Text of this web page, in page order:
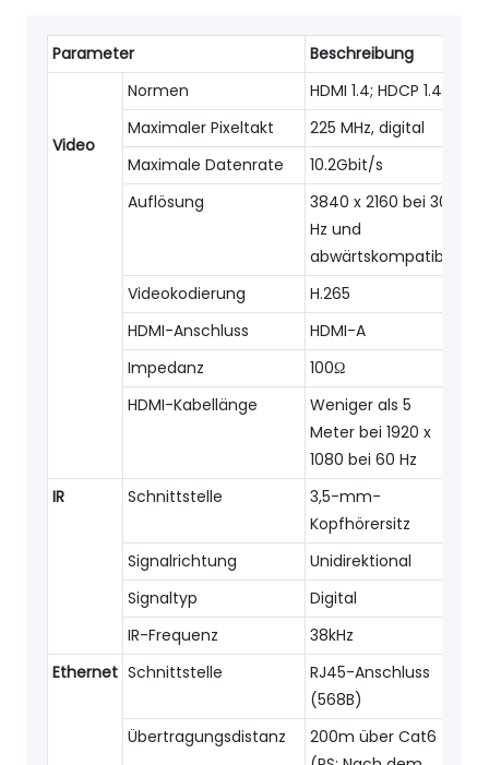
Parameter Beschreibung
Video
Normen
HDMI 1.4; HDCP 1.4
Maximaler Pixeltakt
225 MHz, digital
Maximale Datenrate
10.2Gbit/s
Auflösung
3840 x 2160 bei 30
Hz und
abwärtskompatibel
Videokodierung
H.265
HDMI-Anschluss
HDMI-A
Impedanz
100Ω
HDMI-Kabellänge
Weniger als 5
Meter bei 1920 x
1080 bei 60 Hz
IR
Schnittstelle
3,5-mm-
Kopfhörersitz
Signalrichtung
Unidirektional
Signaltyp
Digital
IR-Frequenz
38kHz
Ethernet Schnittstelle
RJ45-Anschluss
(568B)
Übertragungsdistanz
200m über Cat6